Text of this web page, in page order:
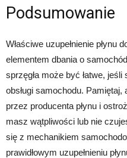
Podsumowanie
Właściwe uzupełnienie płynu
elementem dbania o
sprzęgła może być łatwe,
obsługi samochodu.
przez producenta płynu i
masz wątpliwości lub nie
się z mechanikiem
prawidłowym uzupełnieniu